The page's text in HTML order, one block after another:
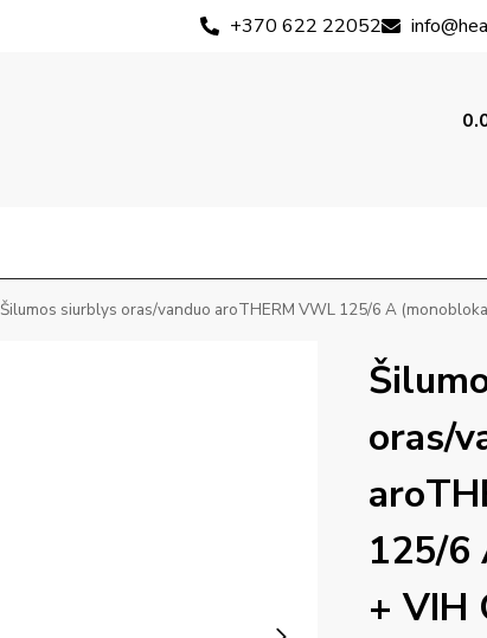
+370 622 22052
Šilumos siurblys oras/vanduo aroTHERM VWL 125/6 A
oras/
125/6
+ VIH